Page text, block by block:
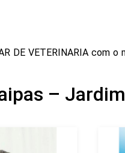
DE VETERINARIA com
–